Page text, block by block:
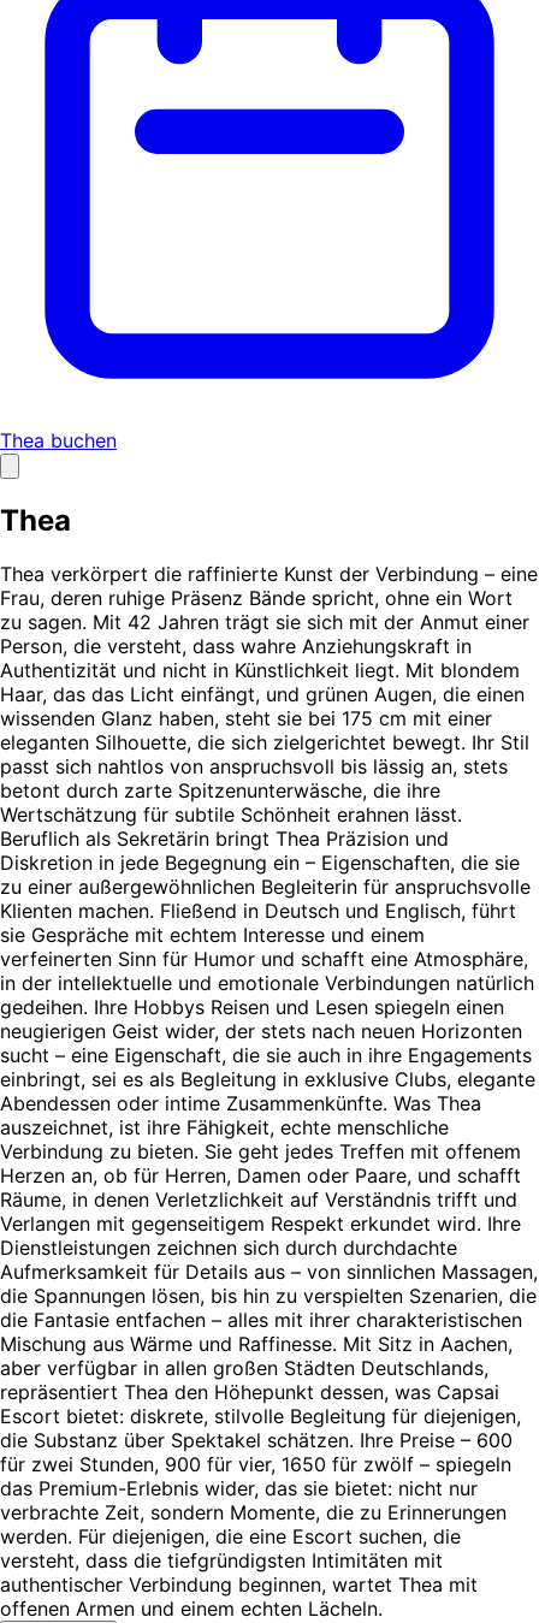
Thea buchen
Thea
Thea verkörpert die raffinierte Kunst der Verbindung – eine
Frau, deren ruhige Präsenz Bände spricht, ohne ein Wort
zu sagen. Mit 42 Jahren trägt sie sich mit der Anmut einer
Person, die versteht, dass wahre Anziehungskraft in
Authentizität und nicht in Künstlichkeit liegt. Mit blondem
Haar, das das Licht einfängt, und grünen Augen, die einen
wissenden Glanz haben, steht sie bei 175 cm mit einer
eleganten Silhouette, die sich zielgerichtet bewegt. Ihr Stil
passt sich nahtlos von anspruchsvoll bis lässig an, stets
betont durch zarte Spitzenunterwäsche, die ihre
Wertschätzung für subtile Schönheit erahnen lässt.
Beruflich als Sekretärin bringt Thea Präzision und
Diskretion in jede Begegnung ein – Eigenschaften, die sie
zu einer außergewöhnlichen Begleiterin für anspruchsvolle
Klienten machen. Fließend in Deutsch und Englisch, führt
sie Gespräche mit echtem Interesse und einem
verfeinerten Sinn für Humor und schafft eine Atmosphäre,
in der intellektuelle und emotionale Verbindungen natürlich
gedeihen. Ihre Hobbys Reisen und Lesen spiegeln einen
neugierigen Geist wider, der stets nach neuen Horizonten
sucht – eine Eigenschaft, die sie auch in ihre Engagements
einbringt, sei es als Begleitung in exklusive Clubs, elegante
Abendessen oder intime Zusammenkünfte. Was Thea
auszeichnet, ist ihre Fähigkeit, echte menschliche
Verbindung zu bieten. Sie geht jedes Treffen mit offenem
Herzen an, ob für Herren, Damen oder Paare, und schafft
Räume, in denen Verletzlichkeit auf Verständnis trifft und
Verlangen mit gegenseitigem Respekt erkundet wird. Ihre
Dienstleistungen zeichnen sich durch durchdachte
Aufmerksamkeit für Details aus – von sinnlichen Massagen,
die Spannungen lösen, bis hin zu verspielten Szenarien, die
die Fantasie entfachen – alles mit ihrer charakteristischen
Mischung aus Wärme und Raffinesse. Mit Sitz in Aachen,
aber verfügbar in allen großen Städten Deutschlands,
repräsentiert Thea den Höhepunkt dessen, was Capsai
Escort bietet: diskrete, stilvolle Begleitung für diejenigen,
die Substanz über Spektakel schätzen. Ihre Preise – 600
für zwei Stunden, 900 für vier, 1650 für zwölf – spiegeln
das Premium-Erlebnis wider, das sie bietet: nicht nur
verbrachte Zeit, sondern Momente, die zu Erinnerungen
werden. Für diejenigen, die eine Escort suchen, die
versteht, dass die tiefgründigsten Intimitäten mit
authentischer Verbindung beginnen, wartet Thea mit
offenen Armen und einem echten Lächeln.